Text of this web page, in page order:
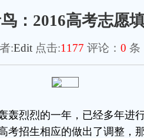
：2016高考志愿
:Edit 点击:1177 评论： 0 条
轰烈烈的一年，已经多年进
考招生相应的做出了调整，